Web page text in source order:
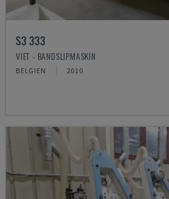
S3 333
VIET - BANDSLIPMASKIN
BELGIEN 2010